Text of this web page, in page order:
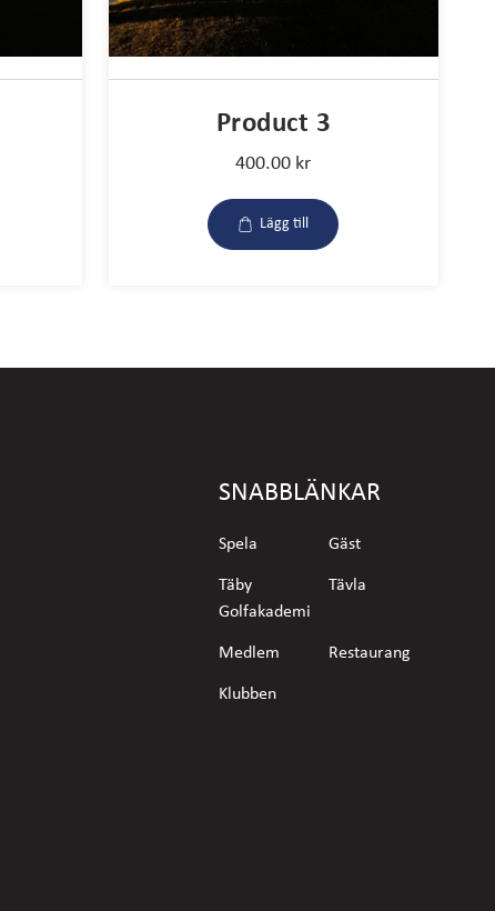
Product 3
400.00 kr
Lägg till
SNABBLÄNKAR
Spela Gäst
Täby
Golfakademi
Tävla
Medlem Restaurang
Klubben